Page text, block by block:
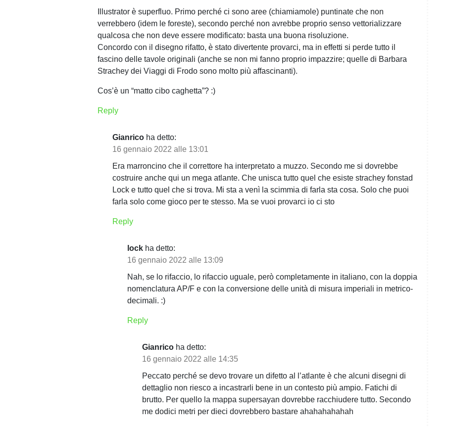
Illustrator è superfluo. Primo perché ci sono aree (chiamiamole) puntinate che non
verrebbero (idem le foreste), secondo perché non avrebbe proprio senso vettorializzare
qualcosa che non deve essere modificato: basta una buona risoluzione.
Concordo con il disegno rifatto, è stato divertente provarci, ma in effetti si perde tutto il
fascino delle tavole originali (anche se non mi fanno proprio impazzire; quelle di Barbara
Strachey dei Viaggi di Frodo sono molto più affascinanti).
Cos’è un “matto cibo caghetta”? :)
Reply
Gianrico ha detto:
16 gennaio 2022 alle 13:01
Era marroncino che il correttore ha interpretato a muzzo. Secondo me si dovrebbe
costruire anche qui un mega atlante. Che unisca tutto quel che esiste strachey fonstad
Lock e tutto quel che si trova. Mi sta a venì la scimmia di farla sta cosa. Solo che puoi
farla solo come gioco per te stesso. Ma se vuoi provarci io ci sto
Reply
lock ha detto:
16 gennaio 2022 alle 13:09
Nah, se lo rifaccio, lo rifaccio uguale, però completamente in italiano, con la doppia
nomenclatura AP/F e con la conversione delle unità di misura imperiali in metrico-
decimali. :)
Reply
Gianrico ha detto:
16 gennaio 2022 alle 14:35
Peccato perché se devo trovare un difetto al l’atlante è che alcuni disegni di
dettaglio non riesco a incastrarli bene in un contesto più ampio. Fatichi di
brutto. Per quello la mappa supersayan dovrebbe racchiudere tutto. Secondo
me dodici metri per dieci dovrebbero bastare ahahahahahah